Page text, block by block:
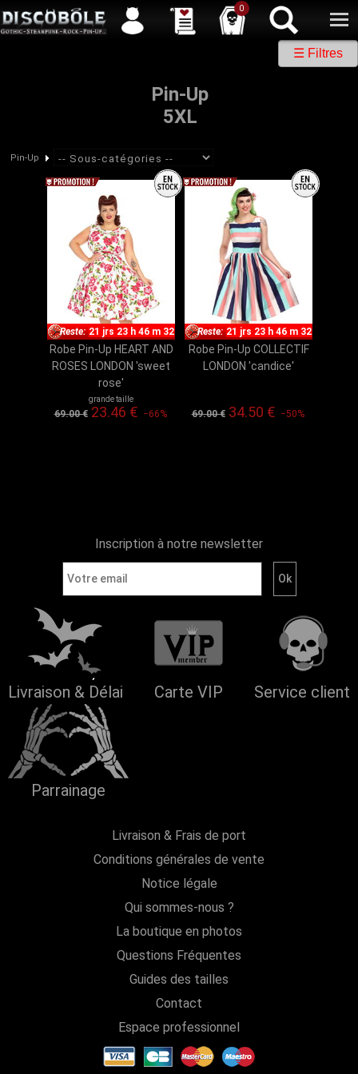
0
Service client 04 50 26 57 88 Newsletter | | Facebook
☰ Filtres
Pin-Up
5XL
Pin-Up
Reste:21 jrs 23 h 46 m 32
Robe Pin-Up HEART AND
ROSES LONDON 'sweet
rose'
grande taille
69.00 € 23.46 € −66%
Reste:21 jrs 23 h 46 m 32
Robe Pin-Up COLLECTIF
LONDON 'candice'
69.00 € 34.50 € −50%
Inscription à notre newsletter
Livraison & Délai Carte VIP Service client
Parrainage
Livraison & Frais de port
Conditions générales de vente
Notice légale
Qui sommes-nous ?
La boutique en photos
Questions Fréquentes
Guides des tailles
Contact
Espace professionnel